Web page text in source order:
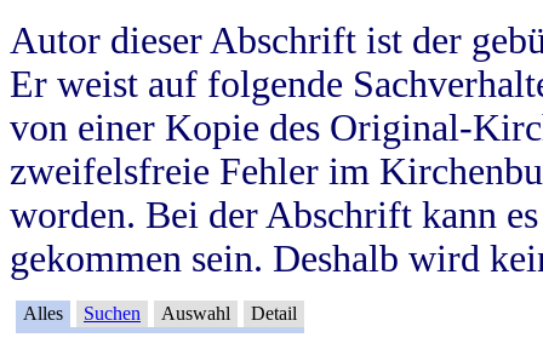
Autor dieser Abschrift ist der
Er weist auf folgende
von einer Kopie des Original-
zweifelsfreie Fehler im
worden. Bei der Abschrift kann
gekommen sein. Deshalb wird
Alles Suchen Auswahl Detail